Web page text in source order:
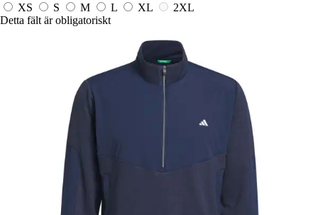
XS
S M L XL
2XL
Detta fält är obligatoriskt